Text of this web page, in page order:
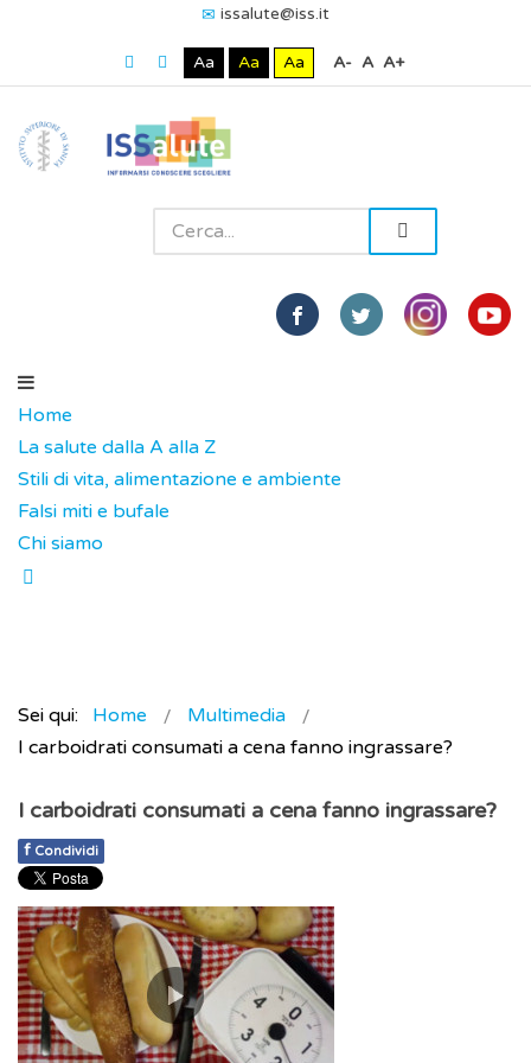
issalute@iss.it
Aa Aa Aa A- A A+
Home
La salute dalla A alla Z
Stili di vita, alimentazione e ambiente
Falsi miti e bufale
Chi siamo
Sei qui: Home
Multimedia
I carboidrati consumati a cena fanno ingrassare?
I carboidrati consumati a cena fanno ingrassare?
f Condividi